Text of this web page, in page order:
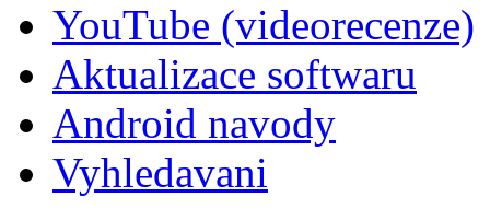
YouTube (videorecenze)
Aktualizace softwaru
Android navody
Vyhledavani